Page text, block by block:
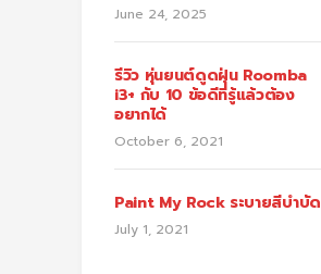
June 24, 2025
รีวิว หุ่นยนต์ดูดฝุ่น Roomba
i3+ กับ 10 ข้อดีที่รู้แล้วต้อง
อยากได้
October 6, 2021
Paint My Rock ระบายสีบำบัด
July 1, 2021